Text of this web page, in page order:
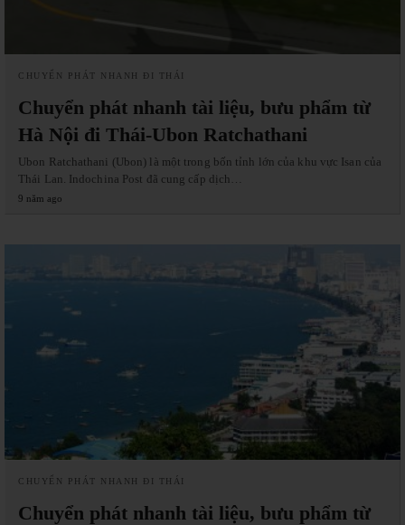
CHUYỂN PHÁT NHANH ĐI THÁI
Chuyển phát nhanh tài liệu, bưu phẩm từ
Hà Nội đi Thái-Ubon Ratchathani
Ubon Ratchathani (Ubon) là một trong bốn tỉnh lớn của khu vực Isan của
Thái Lan. Indochina Post đã cung cấp dịch…
9 năm ago
CHUYỂN PHÁT NHANH ĐI THÁI
Chuyển phát nhanh tài liệu, bưu phẩm từ